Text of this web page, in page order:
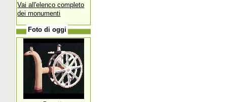
Vai all'elenco completo
dei monumenti
Foto di oggi